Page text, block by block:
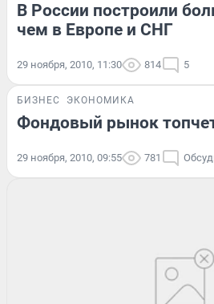
В России построили
чем в Европе и СНГ
29 ноября, 2010, 11:30 814 5
БИЗНЕС ЭКОНОМИКА
Фондовый рынок
29 ноября, 2010, 09:55 781